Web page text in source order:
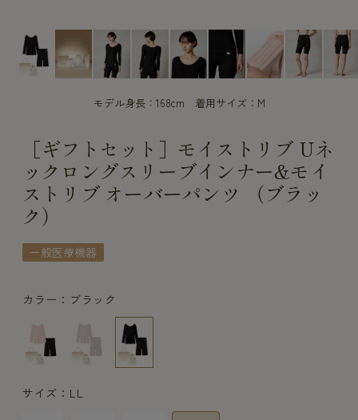
モデル身長：168cm 着用サイズ：M
［ギフトセット］モイストリブ Uネ
ックロングスリーブインナー&モイ
ストリブ オーバーパンツ （ブラッ
ク）
一般医療機器
カラー：ブラック
サイズ：LL